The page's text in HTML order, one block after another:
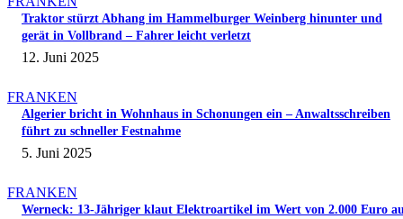
Traktor stürzt Abhang im Hammelburger Weinberg hinunter und
gerät in Vollbrand – Fahrer leicht verletzt
12. Juni 2025
FRANKEN
Algerier bricht in Wohnhaus in Schonungen ein – Anwaltsschreiben
führt zu schneller Festnahme
5. Juni 2025
FRANKEN
Werneck: 13-Jähriger klaut Elektroartikel im Wert von 2.000 Euro